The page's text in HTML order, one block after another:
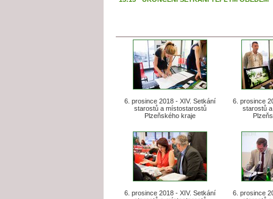
6. prosince 2018 - XIV. Setkání
starostů a místostarostů
Plzeňského kraje
6. prosince
starostů
6. prosince 2018 - XIV. Setkání
6. prosince